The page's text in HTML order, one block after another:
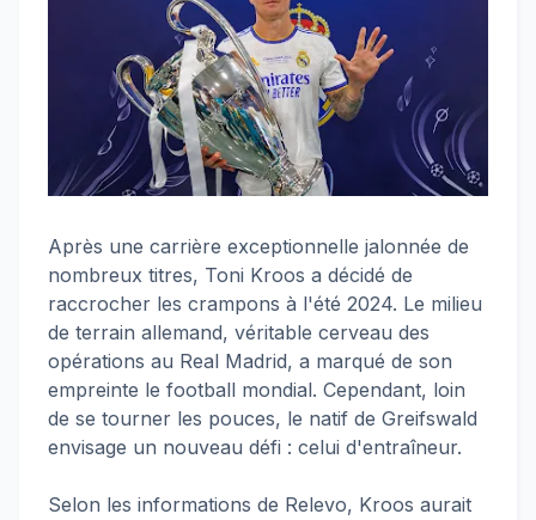
Après une carrière exceptionnelle jalonnée de
nombreux titres, Toni Kroos a décidé de
raccrocher les crampons à l'été 2024. Le milieu
de terrain allemand, véritable cerveau des
opérations au Real Madrid, a marqué de son
empreinte le football mondial. Cependant, loin
de se tourner les pouces, le natif de Greifswald
envisage un nouveau défi : celui d'entraîneur.
Selon les informations de Relevo, Kroos aurait